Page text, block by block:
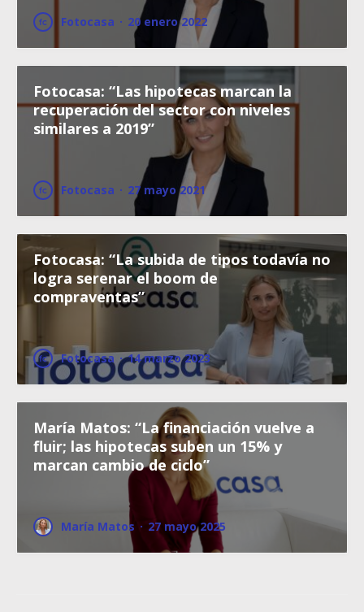
Fotocasa · 20 enero 2022
Fotocasa: “Las hipotecas marcan la
recuperación del sector con niveles
similares a 2019”
Fotocasa · 27 mayo 2021
Fotocasa: “La subida de tipos todavía no
logra serenar el boom de
compraventas”
Fotocasa · 14 marzo 2023
María Matos: “La financiación vuelve a
fluir; las hipotecas suben un 15% y
marcan cambio de ciclo”
María Matos · 27 mayo 2025